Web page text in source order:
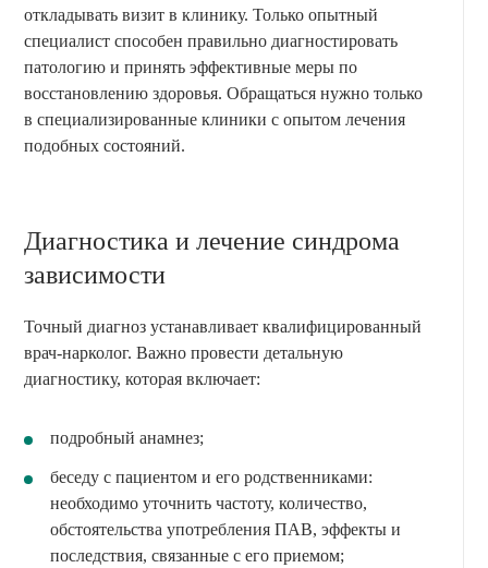
откладывать визит в клинику. Только опытный
специалист способен правильно диагностировать
патологию и принять эффективные меры по
восстановлению здоровья. Обращаться нужно только
в специализированные клиники с опытом лечения
подобных состояний.
Диагностика и лечение синдрома
зависимости
Точный диагноз устанавливает квалифицированный
врач-нарколог. Важно провести детальную
диагностику, которая включает:
подробный анамнез;
беседу с пациентом и его родственниками:
необходимо уточнить частоту, количество,
обстоятельства употребления ПАВ, эффекты и
последствия, связанные с его приемом;